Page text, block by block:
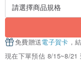
免費贈送電子賀卡 ，
現在下單預估 8/15~8/21